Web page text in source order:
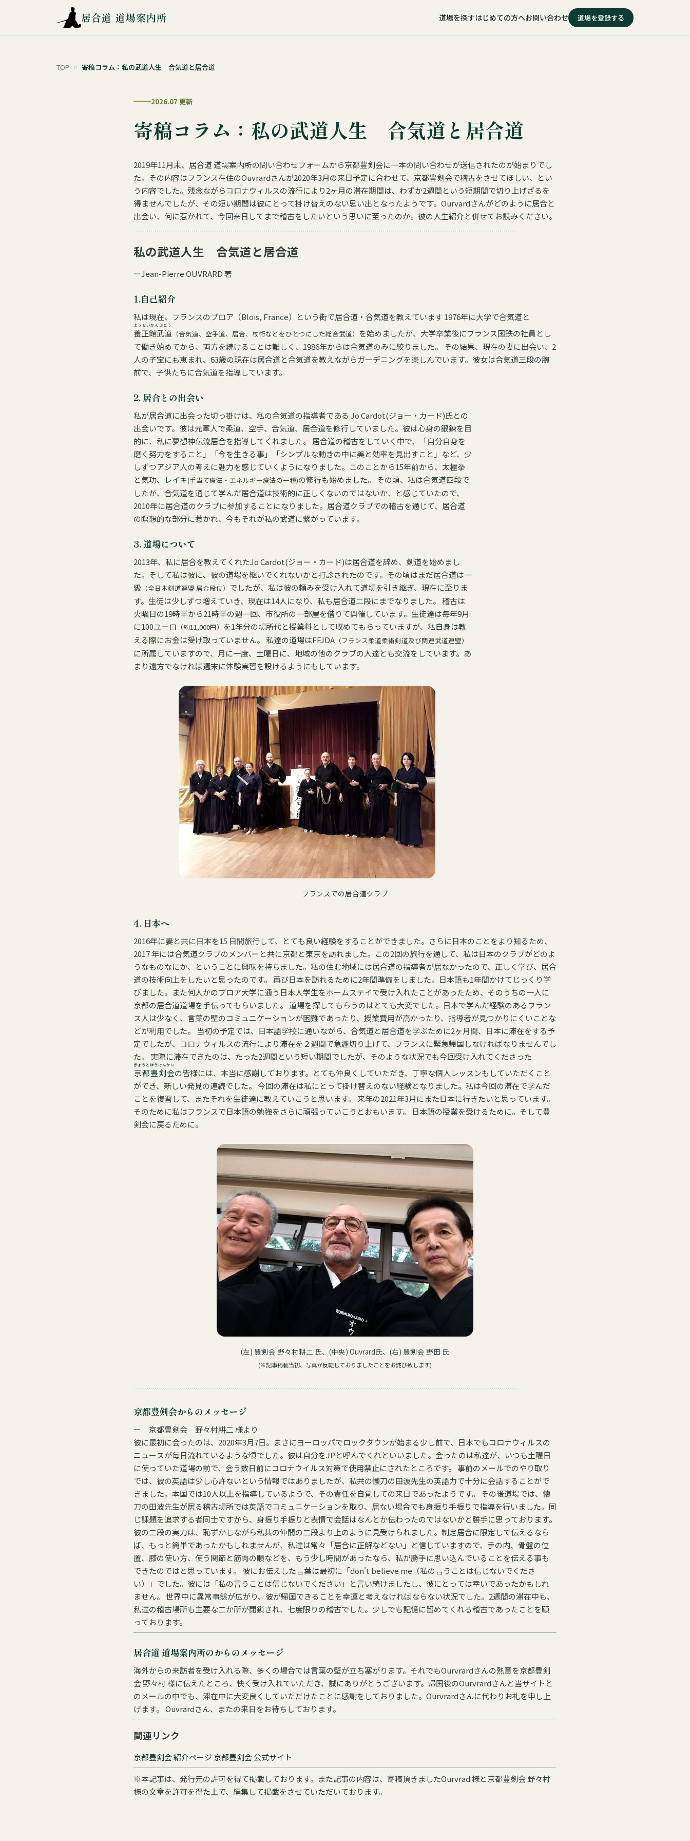
居合道 道場案内所 道場を探すはじめての方へお問い合わせ 道場を登録する
TOP > 寄稿コラム：私の武道人生 合気道と居合道
2026.07 更新
寄稿コラム：私の武道人生 合気道と居合道
2019年11月末、居合道 道場案内所の問い合わせフォームから京都豊剣会に一本の問い合わせが送信されたのが始まりでし
た。その内容はフランス在住のOuvrardさんが2020年3月の来日予定に合わせて、京都豊剣会で稽古をさせてほしい、とい
う内容でした。残念ながらコロナウィルスの流行により2ヶ月の滞在期間は、わずか2週間という短期間で切り上げざるを
得ませんでしたが、その短い期間は彼にとって掛け替えのない思い出となったようです。Ourvardさんがどのように居合と
出会い、何に惹かれて、今回来日してまで稽古をしたいという思いに至ったのか。彼の人生紹介と併せてお読みください。
私の武道人生 合気道と居合道
ーJean-Pierre OUVRARD 著
1.自己紹介
私は現在、フランスのブロア（Blois, France）という街で居合道・合気道を教えています 1976年に大学で合気道と
養正館武道
ようせいかんぶどう
（合気道、空手道、居合、杖術などをひとつにした総合武道） を始めましたが、大学卒業後にフランス国鉄の社員とし
て働き始めてから、両方を続けることは難しく、1986年からは合気道のみに絞りました。 その結果、現在の妻に出会い、2
人の子宝にも恵まれ、63歳の現在は居合道と合気道を教えながらガーデニングを楽しんでいます。彼女は合気道三段の腕
前で、子供たちに合気道を指導しています。
2. 居合との出会い
私が居合道に出会った切っ掛けは、私の合気道の指導者である Jo Cardot(ジョー・カード)氏との
出会いです。彼は元軍人で柔道、空手、合気道、居合道を修行していました。彼は心身の鍛錬を目
的に、私に夢想神伝流居合を指導してくれました。 居合道の稽古をしていく中で、「自分自身を
磨く努力をすること」「今を生きる事」「シンプルな動きの中に美と効率を見出すこと」など、少
しずつアジア人の考えに魅力を感じていくようになりました。このことから15年前から、太極拳
と気功、
レイキ(手当て療法・エネルギー療法の一種)の修行も始めました。 その頃、私は合気道四段で
したが、合気道を通じて学んだ居合道は技術的に正しくないのではないか、と感じていたので、
2010年に居合道のクラブに参加することになりました。居合道クラブでの稽古を通じて、居合道
の瞑想的な部分に惹かれ、今もそれが私の武道に繋がっています。
3. 道場について
2013年、私に居合を教えてくれたJo Cardot(ジョー・カード)は居合道を辞め、剣道を始めまし
た。そして私は彼に、彼の道場を継いでくれないかと打診されたのです。その頃はまだ居合道は一
級 （全日本剣道連盟 居合段位） でしたが、私は彼の頼みを受け入れて道場を引き継ぎ、現在に至りま
す。生徒は少しずつ増えていき、現在は14人になり、私も居合道二段にまでなりました。 稽古は
火曜日の19時半から21時半の週一回、市役所の一部屋を借りて開催しています。生徒達は毎年9月
に100ユーロ （約11,000円） を1年分の場所代と授業料として収めてもらっていますが、私自身は教
える際にお金は受け取っていません。 私達の道場はFFJDA （フランス柔道柔術剣道及び関連武道連盟）
に所属していますので、月に一度、土曜日に、地域の他のクラブの人達とも交流をしています。あ
まり遠方でなければ週末に体験実習を設けるようにもしています。
フランスでの居合道クラブ
4. 日本へ
2016年に妻と共に日本を15 日間旅行して、とても良い経験をすることができました。さらに日本のことをより知るため、
2017 年には合気道クラブのメンバーと共に京都と東京を訪れました。この2回の旅行を通して、私は日本のクラブがどのよ
うなものなにか、ということに興味を持ちました。私の住む地域には居合道の指導者が居なかったので、正しく学び、居合
道の技術向上をしたいと思ったのです。 再び日本を訪れるために2年間準備をしました。日本語も1年間かけてじっくり学
びました。また何人かのブロア大学に通う日本人学生をホームステイで受け入れたことがあったため、そのうちの一人に
京都の居合道道場を手伝ってもらいました。 道場を探してもらうのはとても大変でした。日本で学んだ経験のあるフラン
ス人は少なく、言葉の壁のコミュニケーションが困難であったり、授業費用が高かったり、指導者が見つかりにくいことな
どが利用でした。 当初の予定では、日本語学校に通いながら、合気道と居合道を学ぶために2ヶ月間、日本に滞在をする予
定でしたが、コロナウィルスの流行により滞在を２週間で急遽切り上げて、フランスに緊急帰国しなければなりませんでし
た。 実際に滞在できたのは、たった2週間という短い期間でしたが、そのような状況でも今回受け入れてくださった
京都豊剣会
きょうとほうけんかい
の皆様には、本当に感謝しております。とても仲良くしていただき、丁寧な個人レッスンもしていただくこと
ができ、新しい発見の連続でした。 今回の滞在は私にとって掛け替えのない経験となりました。私は今回の滞在で学んだ
ことを復習して、またそれを生徒達に教えていこうと思います。 来年の2021年3月にまた日本に行きたいと思っています。
そのために私はフランスで日本語の勉強をさらに頑張っていこうとおもいます。 日本語の授業を受けるために。そして豊
剣会に戻るために。
(左) 豊剣会 野々村耕二 氏、(中央) Ouvrard氏、(右) 豊剣会 野田 氏
(※記事掲載当初、写真が反転しておりましたことをお詫び致します)
京都豊剣会からのメッセージ
ー 京都豊剣会 野々村耕二 様より
彼に最初に会ったのは、2020年3月7日。まさにヨーロッパでロックダウンが始まる少し前で、日本でもコロナウィルスの
ニュースが毎日流れているような頃でした。彼は自分をJPと呼んでくれといいました。会ったのは私達が、いつも土曜日
に使っていた道場の前で、会う数日前にコロナウイルス対策で使用禁止にされたところです。 事前のメールでのやり取り
では、彼の英語は少し心許ないという情報ではありましたが、私共の懐刀の田波先生の英語力で十分に会話することがで
きました。本国では10人以上を指導しているようで、その責任を自覚しての来日であったようです。 その後道場では、懐
刀の田波先生が居る稽古場所では英語でコミュニケーションを取り、居ない場合でも身振り手振りで指導を行いました。同
じ課題を追求する者同士ですから、身振り手振りと表情で会話はなんとか伝わったのではないかと勝手に思っております。
彼の二段の実力は、恥ずかしながら私共の仲間の二段より上のように見受けられました。制定居合に限定して伝えるなら
ば、もっと簡単であったかもしれませんが、私達は常々「居合に正解などない」と信じていますので、手の内、骨盤の位
置、膝の使い方、使う関節と筋肉の順などを、もう少し時間があったなら、私が勝手に思い込んでいることを伝える事も
できたのではと思っています。 彼にお伝えした言葉は最初に「don't believe me（私の言うことは信じないでくださ
い）」でした。彼には「私の言うことは信じないでください」と言い続けましたし、彼にとっては幸いであったかもしれ
ません。 世界中に異常事態が広がり、彼が帰国できることを幸運と考えなければならない状況でした。2週間の滞在中も、
私達の稽古場所も主要な二か所が閉鎖され、七度限りの稽古でした。少しでも記憶に留めてくれる稽古であったことを願
っております。
居合道 道場案内所のからのメッセージ
海外からの来訪者を受け入れる際、多くの場合では言葉の壁が立ち塞がります。それでもOurvrardさんの熱意を京都豊剣
会 野々村 様に伝えたところ、快く受け入れていただき、誠にありがとうございます。帰国後のOurvrardさんと当サイトと
のメールの中でも、滞在中に大変良くしていただけたことに感謝をしておりました。Ourvrardさんに代わりお礼を申し上
げます。 Ouvrardさん、またの来日をお待ちしております。
関連リンク
京都豊剣会 紹介ページ 京都豊剣会 公式サイト
※本記事は、発行元の許可を得て掲載しております。また記事の内容は、寄稿頂きましたOurvrad 様と京都豊剣会 野々村
様の文章を許可を得た上で、編集して掲載をさせていただいております。